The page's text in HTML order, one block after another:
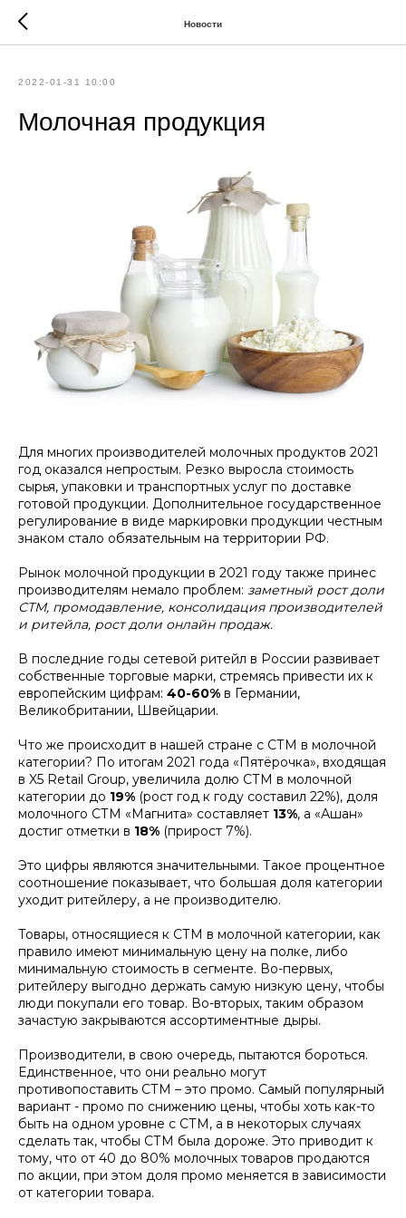
Новости
2022-01-31 10:00
Молочная продукция
Для многих производителей молочных продуктов 2021
год оказался непростым. Резко выросла стоимость
сырья, упаковки и транспортных услуг по доставке
готовой продукции. Дополнительное государственное
регулирование в виде маркировки продукции честным
знаком стало обязательным на территории РФ.
Рынок молочной продукции в 2021 году также принес
производителям немало проблем: заметный рост доли
СТМ, промодавление, консолидация производителей
и ритейла, рост доли онлайн продаж.
В последние годы сетевой ритейл в России развивает
собственные торговые марки, стремясь привести их к
европейским цифрам: 40-60% в Германии,
Великобритании, Швейцарии.
Что же происходит в нашей стране с СТМ в молочной
категории? По итогам 2021 года «Пятёрочка», входящая
в X5 Retail Group, увеличила долю СТМ в молочной
категории до 19% (рост год к году составил 22%), доля
молочного СТМ «Магнита» составляет 13%, а «Ашан»
достиг отметки в 18% (прирост 7%).
Это цифры являются значительными. Такое процентное
соотношение показывает, что большая доля категории
уходит ритейлеру, а не производителю.
Товары, относящиеся к СТМ в молочной категории, как
правило имеют минимальную цену на полке, либо
минимальную стоимость в сегменте. Во-первых,
ритейлеру выгодно держать самую низкую цену, чтобы
люди покупали его товар. Во-вторых, таким образом
зачастую закрываются ассортиментные дыры.
Производители, в свою очередь, пытаются бороться.
Единственное, что они реально могут
противопоставить СТМ – это промо. Самый популярный
вариант - промо по снижению цены, чтобы хоть как-то
быть на одном уровне с СТМ, а в некоторых случаях
сделать так, чтобы СТМ была дороже. Это приводит к
тому, что от 40 до 80% молочных товаров продаются
по акции, при этом доля промо меняется в зависимости
от категории товара.